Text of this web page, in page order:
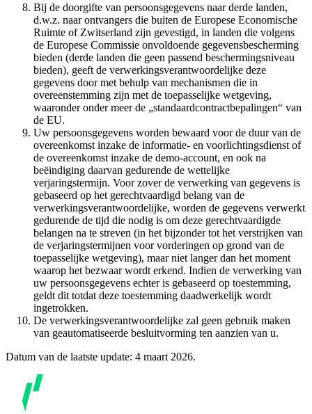
Bij de doorgifte van persoonsgegevens naar derde landen,
d.w.z. naar ontvangers die buiten de Europese Economische
Ruimte of Zwitserland zijn gevestigd, in landen die volgens
de Europese Commissie onvoldoende gegevensbescherming
bieden (derde landen die geen passend beschermingsniveau
bieden), geeft de verwerkingsverantwoordelijke deze
gegevens door met behulp van mechanismen die in
overeenstemming zijn met de toepasselijke wetgeving,
waaronder onder meer de „standaardcontractbepalingen“ van
de EU.
Uw persoonsgegevens worden bewaard voor de duur van de
overeenkomst inzake de informatie- en voorlichtingsdienst of
de overeenkomst inzake de demo-account, en ook na
beëindiging daarvan gedurende de wettelijke
verjaringstermijn. Voor zover de verwerking van gegevens is
gebaseerd op het gerechtvaardigd belang van de
verwerkingsverantwoordelijke, worden de gegevens verwerkt
gedurende de tijd die nodig is om deze gerechtvaardigde
belangen na te streven (in het bijzonder tot het verstrijken van
de verjaringstermijnen voor vorderingen op grond van de
toepasselijke wetgeving), maar niet langer dan het moment
waarop het bezwaar wordt erkend. Indien de verwerking van
uw persoonsgegevens echter is gebaseerd op toestemming,
geldt dit totdat deze toestemming daadwerkelijk wordt
ingetrokken.
De verwerkingsverantwoordelijke zal geen gebruik maken
van geautomatiseerde besluitvorming ten aanzien van u.
Datum van de laatste update: 4 maart 2026.